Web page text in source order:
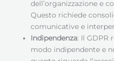
dell’organizzazione e
Questo richiede
comunicative e
Indipendenza: Il GDPR
modo indipendente e